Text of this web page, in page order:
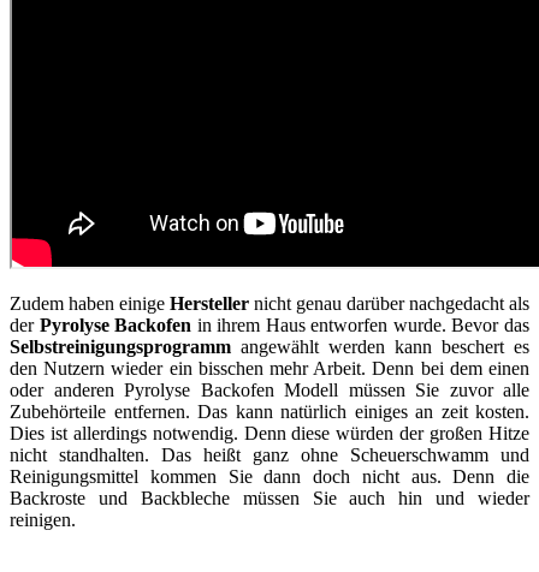
Zudem haben einige Hersteller nicht genau darüber nachgedacht als
der Pyrolyse Backofen in ihrem Haus entworfen wurde. Bevor das
Selbstreinigungsprogramm angewählt werden kann beschert es
den Nutzern wieder ein bisschen mehr Arbeit. Denn bei dem einen
oder anderen Pyrolyse Backofen Modell müssen Sie zuvor alle
Zubehörteile entfernen. Das kann natürlich einiges an zeit kosten.
Dies ist allerdings notwendig. Denn diese würden der großen Hitze
nicht standhalten. Das heißt ganz ohne Scheuerschwamm und
Reinigungsmittel kommen Sie dann doch nicht aus. Denn die
Backroste und Backbleche müssen Sie auch hin und wieder
reinigen.